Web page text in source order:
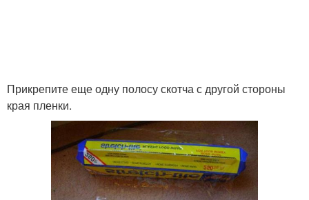
Прикрепите еще одну полосу скотча с другой стороны
края пленки.